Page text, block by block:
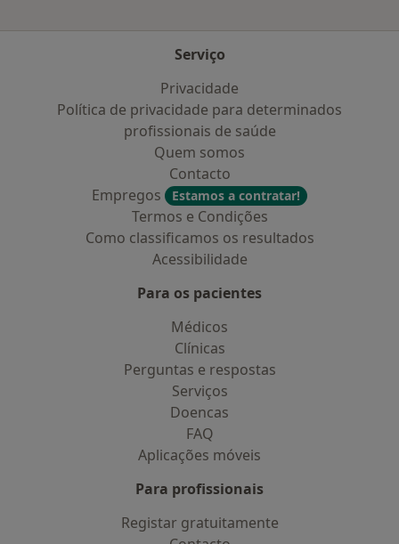
Serviço
Privacidade
Política de privacidade para determinados
profissionais de saúde
Quem somos
Contacto
Empregos
Estamos a contratar!
Termos e Condições
Como classificamos os resultados
Acessibilidade
Para os pacientes
Médicos
Clínicas
Perguntas e respostas
Serviços
Doencas
FAQ
Aplicações móveis
Para profissionais
Registar gratuitamente